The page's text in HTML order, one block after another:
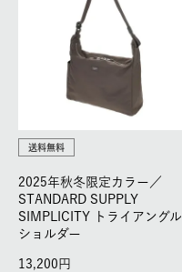
送料無料
2025年秋冬限定カラー／
STANDARD SUPPLY
SIMPLICITY トライアングル
ショルダー
13,200